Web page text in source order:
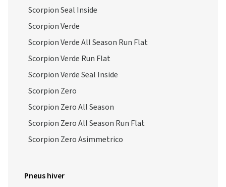
Scorpion Seal Inside
Scorpion Verde
Scorpion Verde All Season Run Flat
Scorpion Verde Run Flat
Scorpion Verde Seal Inside
Scorpion Zero
Scorpion Zero All Season
Scorpion Zero All Season Run Flat
Scorpion Zero Asimmetrico
Pneus hiver